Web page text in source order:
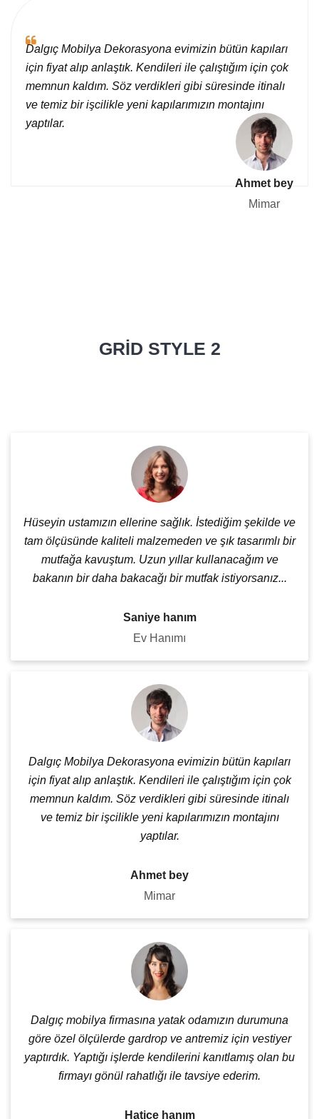
Dalgıç Mobilya Dekorasyona evimizin bütün kapıları
için fiyat alıp anlaştık. Kendileri ile çalıştığım için çok
memnun kaldım. Söz verdikleri gibi süresinde itinalı
ve temiz bir işcilikle yeni kapılarımızın montajını
yaptılar.
Ahmet bey
Mimar
GRID STYLE 2
Hüseyin ustamızın ellerine sağlık. İstediğim şekilde ve
tam ölçüsünde kaliteli malzemeden ve şık tasarımlı bir
mutfağa kavuştum. Uzun yıllar kullanacağım ve
bakanın bir daha bakacağı bir mutfak istiyorsanız...
Saniye hanım
Ev Hanımı
Dalgıç Mobilya Dekorasyona evimizin bütün kapıları
için fiyat alıp anlaştık. Kendileri ile çalıştığım için çok
memnun kaldım. Söz verdikleri gibi süresinde itinalı
ve temiz bir işcilikle yeni kapılarımızın montajını
yaptılar.
Ahmet bey
Mimar
Dalgıç mobilya firmasına yatak odamızın durumuna
göre özel ölçülerde gardrop ve antremiz için vestiyer
yaptırdık. Yaptığı işlerde kendilerini kanıtlamış olan bu
firmayı gönül rahatlığı ile tavsiye ederim.
Hatice hanım